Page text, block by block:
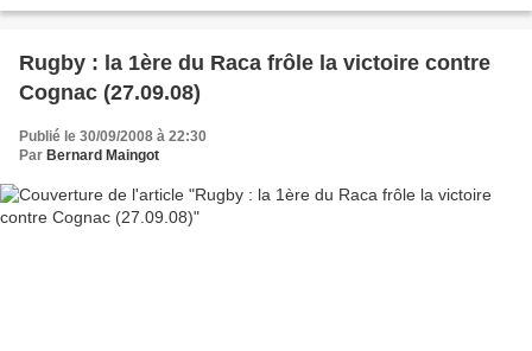
Rugby : la 1ère du Raca frôle la victoire contre
Cognac (27.09.08)
Publié le 30/09/2008 à 22:30
Par Bernard Maingot